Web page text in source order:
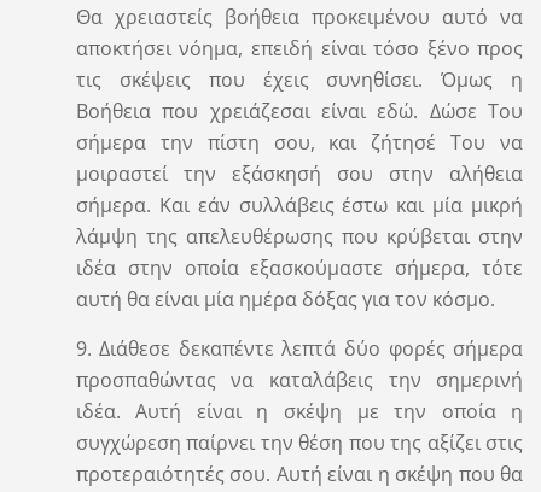
Θα χρειαστείς βοήθεια προκειμένου αυτό να
αποκτήσει νόημα, επειδή είναι τόσο ξένο προς
τις σκέψεις που έχεις συνηθίσει. Όμως η
Βοήθεια που χρειάζεσαι είναι εδώ. Δώσε Του
σήμερα την πίστη σου, και ζήτησέ Του να
μοιραστεί την εξάσκησή σου στην αλήθεια
σήμερα. Και εάν συλλάβεις έστω και μία μικρή
λάμψη της απελευθέρωσης που κρύβεται στην
ιδέα στην οποία εξασκούμαστε σήμερα, τότε
αυτή θα είναι μία ημέρα δόξας για τον κόσμο.
9. Διάθεσε δεκαπέντε λεπτά δύο φορές σήμερα
προσπαθώντας να καταλάβεις την σημερινή
ιδέα. Αυτή είναι η σκέψη με την οποία η
συγχώρεση παίρνει την θέση που της αξίζει στις
προτεραιότητές σου. Αυτή είναι η σκέψη που θα